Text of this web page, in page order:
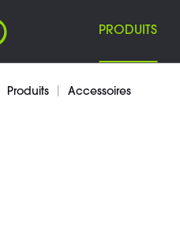
PRODUITS
Produits Accessoires